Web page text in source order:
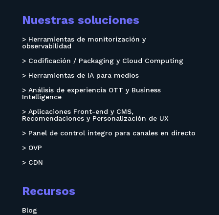
Nuestras soluciones
> Herramientas de monitorización y
observabilidad
> Codificación / Packaging y Cloud Computing
> Herramientas de IA para medios
> Análisis de experiencia OTT y Business
Intelligence
> Aplicaciones Front-end y CMS,
Recomendaciones y Personalización de UX
> Panel de control integro para canales en directo
> OVP
> CDN
Recursos
Blog